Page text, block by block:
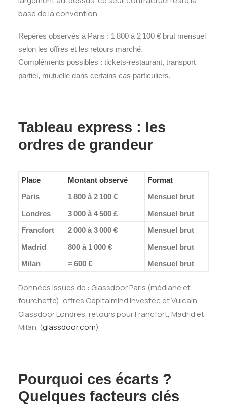
base de la convention.
Repères observés à Paris : 1 800 à 2 100 € brut mensuel
selon les offres et les retours marché.
Compléments possibles : tickets-restaurant, transport
partiel, mutuelle dans certains cas particuliers.
Tableau express : les
ordres de grandeur
Place Montant observé
Format
Paris
1 800 à 2 100 €
Mensuel brut
Londres
3 000 à 4 500 £
Mensuel brut
Francfort
2 000 à 3 000 €
Mensuel brut
Madrid
800 à 1 000 €
Mensuel brut
Milan
≈ 600 € Mensuel brut
Données issues de : Glassdoor Paris (médiane et
fourchette), offres Capitalmind Investec et Vulcain,
Glassdoor Londres, retours pour Francfort, Madrid et
Milan. (glassdoor.com)
Pourquoi ces écarts ?
Quelques facteurs clés